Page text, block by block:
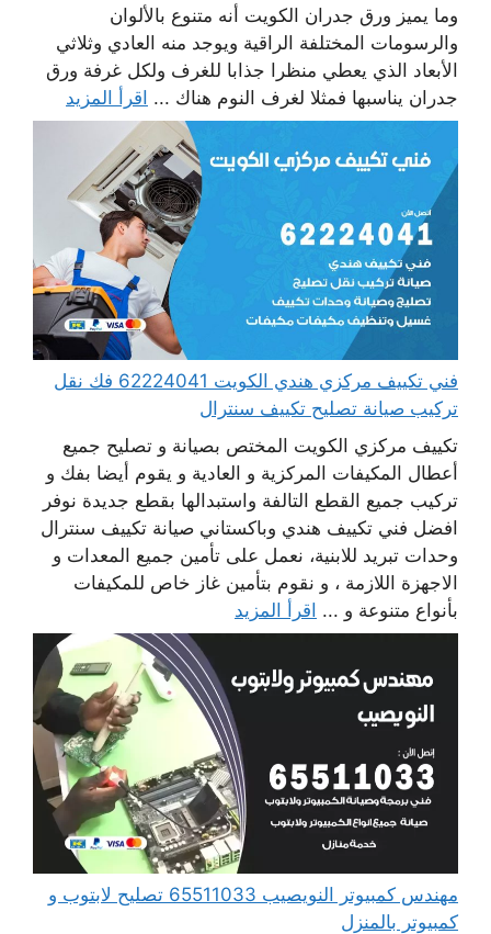
وما يميز ورق جدران الكويت أنه متنوع بالألوان
والرسومات المختلفة الراقية ويوجد منه العادي وثلاثي
الأبعاد الذي يعطي منظرا جذابا للغرف ولكل غرفة ورق
جدران يناسبها فمثلا لغرف النوم هناك ... اقرأ المزيد
فني تكييف مركزي هندي الكويت 62224041 فك نقل
تركيب صيانة تصليح تكييف سنترال
تكييف مركزي الكويت المختص بصيانة و تصليح جميع
أعطال المكيفات المركزية و العادية و يقوم أيضا بفك و
تركيب جميع القطع التالفة واستبدالها بقطع جديدة نوفر
افضل فني تكييف هندي وباكستاني صيانة تكييف سنترال
وحدات تبريد للابنية، نعمل على تأمين جميع المعدات و
الاجهزة اللازمة ، و نقوم بتأمين غاز خاص للمكيفات
بأنواع متنوعة و ... اقرأ المزيد
مهندس كمبيوتر النويصيب 65511033 تصليح لابتوب و
كمبيوتر بالمنزل